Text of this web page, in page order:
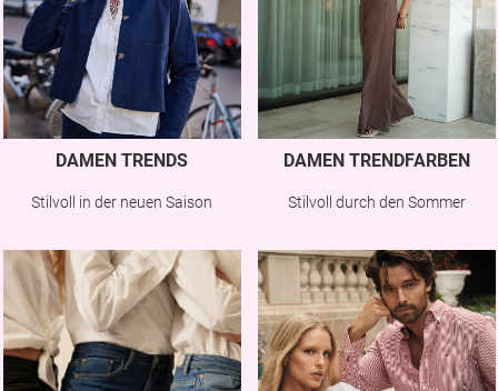
DAMEN TRENDS
Stilvoll in der neuen Saison
DAMEN TRENDFARBEN
Stilvoll durch den Sommer